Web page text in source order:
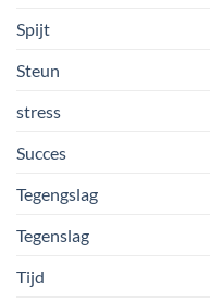
Spijt
Steun
stress
Succes
Tegengslag
Tegenslag
Tijd